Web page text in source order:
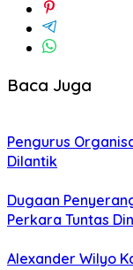
Baca Juga
Pengurus
Dilantik
Dugaan
Perkara Tuntas
Alexander Wilyo